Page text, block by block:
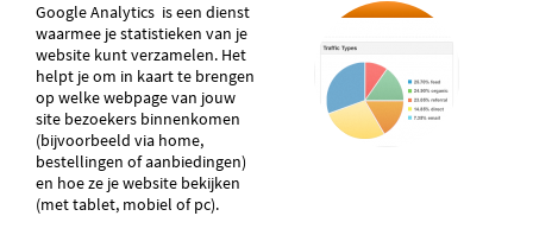
Google Analytics is een dienst
waarmee je statistieken van je
website kunt verzamelen. Het
helpt je om in kaart te brengen
op welke webpage van jouw
site bezoekers binnenkomen
(bijvoorbeeld via home,
bestellingen of aanbiedingen)
en hoe ze je website bekijken
(met tablet, mobiel of pc).